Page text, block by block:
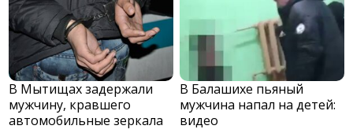
В Мытищах задержали
мужчину, кравшего
автомобильные зеркала
В Балашихе пьяный
мужчина напал на детей:
видео